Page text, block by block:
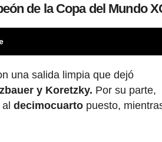
de la Copa del Mundo
una salida limpia que dejó
y Koretzky. Por su parte,
aldecimocuarto puesto,